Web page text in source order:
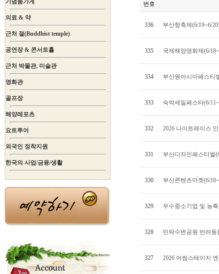
기념품가게
의료 & 약
근처 절(Buddhist temple)
공연장 & 콘서트홀
근처 박물관, 미술관
영화관
골프장
해양레포츠
요트투어
외국인 정착지원
한국의 사업/금융/생활
번호
336 부산항축제(6/19~6/
335 국제해양영화제(6/
334 부산원아시아페스티
333 숙박세일페스타(6/
332 2026 나이트레이스
331 부산디자인페스티벌
330 부산콘텐츠마켓(6/
329 우수중소기업 및 농
328 민락수변공원 반려동
327 2026 어썸스테이지